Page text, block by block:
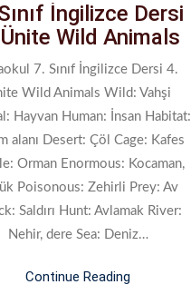
İngilizce Dersi
Wild Animals
7. Sınıf İngilizce Dersi 4.
Wild Animals Wild: Vahşi
Hayvan Human: İnsan Habitat:
alanı Desert: Çöl Cage: Kafes
Orman Enormous: Kocaman,
Poisonous: Zehirli Prey: Av
Saldırı Hunt: Avlamak River:
Nehir, dere Sea: Deniz…
Continue Reading